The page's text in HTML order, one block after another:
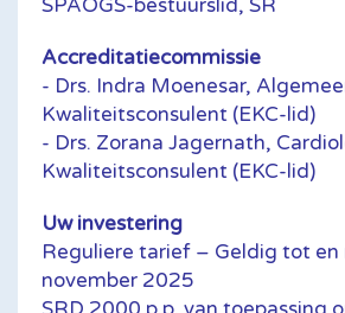
SPAOGS-bestuurslid, SR
Accreditatiecommissie
- Drs. Indra Moenesar,
Kwaliteitsconsulent (EKC-lid)
- Drs. Zorana Jagernath,
Kwaliteitsconsulent (EKC-lid)
Uw investering
Reguliere tarief – Geldig tot
november 2025